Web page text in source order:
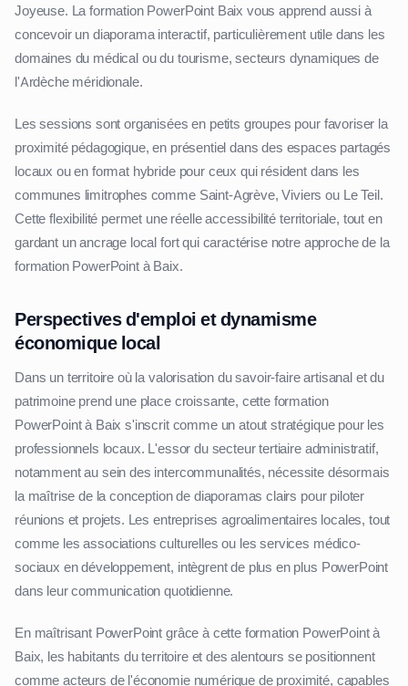
Joyeuse. La formation PowerPoint Baix vous apprend aussi à
concevoir un diaporama interactif, particulièrement utile dans les
domaines du médical ou du tourisme, secteurs dynamiques de
l'Ardèche méridionale.
Les sessions sont organisées en petits groupes pour favoriser la
proximité pédagogique, en présentiel dans des espaces partagés
locaux ou en format hybride pour ceux qui résident dans les
communes limitrophes comme Saint-Agrève, Viviers ou Le Teil.
Cette flexibilité permet une réelle accessibilité territoriale, tout en
gardant un ancrage local fort qui caractérise notre approche de la
formation PowerPoint à Baix.
Perspectives d'emploi et dynamisme
économique local
Dans un territoire où la valorisation du savoir-faire artisanal et du
patrimoine prend une place croissante, cette formation
PowerPoint à Baix s'inscrit comme un atout stratégique pour les
professionnels locaux. L'essor du secteur tertiaire administratif,
notamment au sein des intercommunalités, nécessite désormais
la maîtrise de la conception de diaporamas clairs pour piloter
réunions et projets. Les entreprises agroalimentaires locales, tout
comme les associations culturelles ou les services médico-
sociaux en développement, intègrent de plus en plus PowerPoint
dans leur communication quotidienne.
En maîtrisant PowerPoint grâce à cette formation PowerPoint à
Baix, les habitants du territoire et des alentours se positionnent
comme acteurs de l'économie numérique de proximité, capables